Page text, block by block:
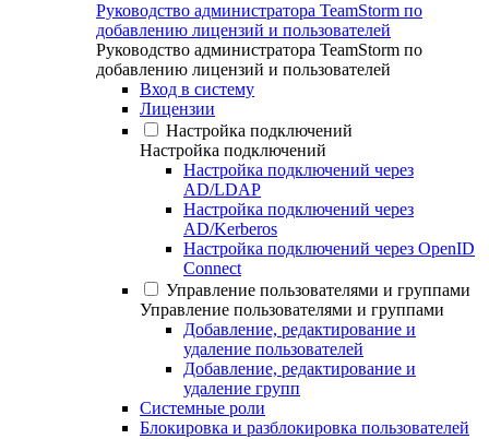
Руководство администратора TeamStorm по
добавлению лицензий и пользователей
Руководство администратора TeamStorm по
добавлению лицензий и пользователей
Вход в систему
Лицензии
Настройка подключений
Настройка подключений
Настройка подключений через
AD/LDAP
Настройка подключений через
AD/Kerberos
Настройка подключений через OpenID
Connect
Управление пользователями и группами
Управление пользователями и группами
Добавление, редактирование и
удаление пользователей
Добавление, редактирование и
удаление групп
Системные роли
Блокировка и разблокировка пользователей